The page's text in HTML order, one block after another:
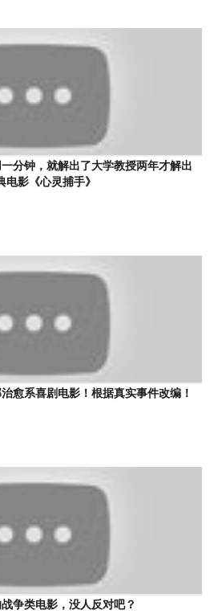
分钟，就解出了大学教授两年才解出
影《心灵捕手》
愈系喜剧电影！根据真实事件改编！
争类电影，没人反对吧？